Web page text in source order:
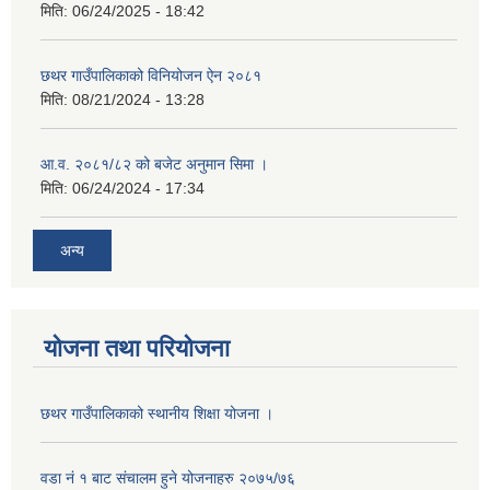
मिति: 06/24/2025 - 18:42
छथर गाउँपालिकाको विनियोजन ऐन २०८१
मिति: 08/21/2024 - 13:28
आ.व. २०८१/८२ को बजेट अनुमान सिमा ।
मिति: 06/24/2024 - 17:34
अन्य
योजना तथा परियोजना
छथर गाउँपालिकाको स्थानीय शिक्षा योजना ।
वडा नं १ बाट संचालम हुने योजनाहरु २०७५/७६